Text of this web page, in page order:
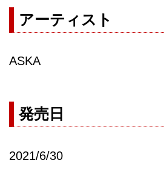
アーティスト
ASKA
発売日
2021/6/30